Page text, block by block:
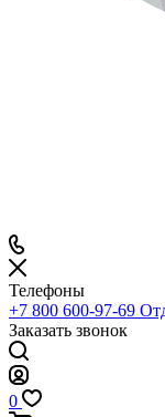
Телефоны
+7 800 600-97-69
Заказать звонок
0